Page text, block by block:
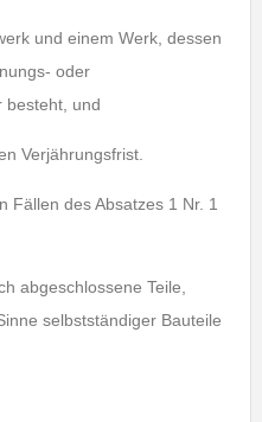
und einem Werk, dessen
oder
besteht, und
Verjährungsfrist.
Fällen des Absatzes 1 Nr. 1
abgeschlossene Teile,
selbstständiger Bauteile